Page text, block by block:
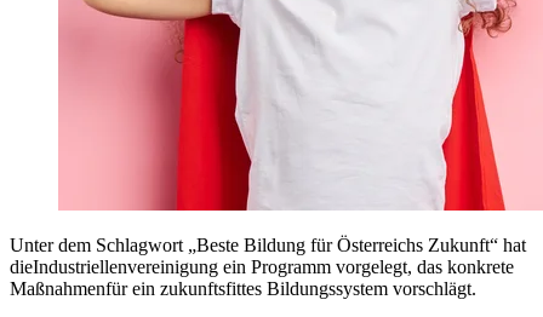
Unter dem Schlagwort „Beste Bildung für Österreichs Zukunft“ hat
dieIndustriellenvereinigung ein Programm vorgelegt, das konkrete
Maßnahmenfür ein zukunftsfittes Bildungssystem vorschlägt.